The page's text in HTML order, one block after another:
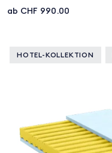
ab CHF 990.00
HOTEL-KOLLEKTION